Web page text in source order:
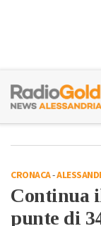
CRONACA-
Continua
punte di